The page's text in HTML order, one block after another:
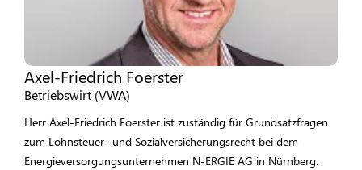
Axel-Friedrich Foerster
Betriebswirt (VWA)
Herr Axel-Friedrich Foerster ist zuständig für Grundsatzfragen
zum Lohnsteuer- und Sozialversicherungsrecht bei dem
Energieversorgungsunternehmen N-ERGIE AG in Nürnberg.